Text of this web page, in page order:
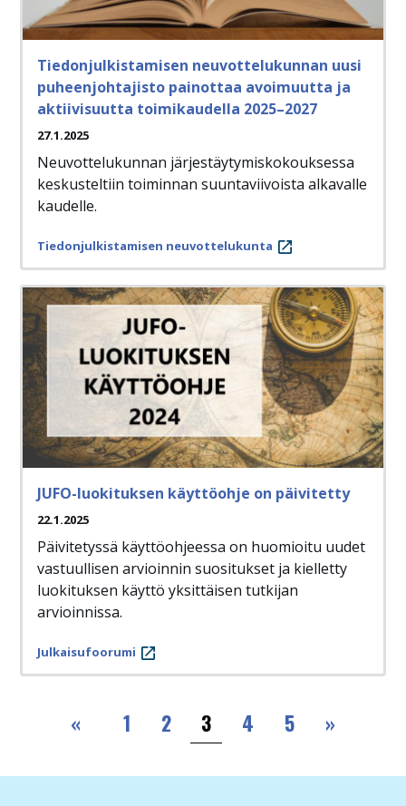
Tiedonjulkistamisen neuvottelukunnan uusi
puheenjohtajisto painottaa avoimuutta ja
aktiivisuutta toimikaudella 2025–2027
27.1.2025
Neuvottelukunnan järjestäytymiskokouksessa
keskusteltiin toiminnan suuntaviivoista alkavalle
kaudelle.
Tiedonjulkistamisen neuvottelukunta
JUFO-luokituksen käyttöohje on päivitetty
22.1.2025
Päivitetyssä käyttöohjeessa on huomioitu uudet
vastuullisen arvioinnin suositukset ja kielletty
luokituksen käyttö yksittäisen tutkijan
arvioinnissa.
Julkaisufoorumi
« Ensimmäinen
1 2 3 4 5 »